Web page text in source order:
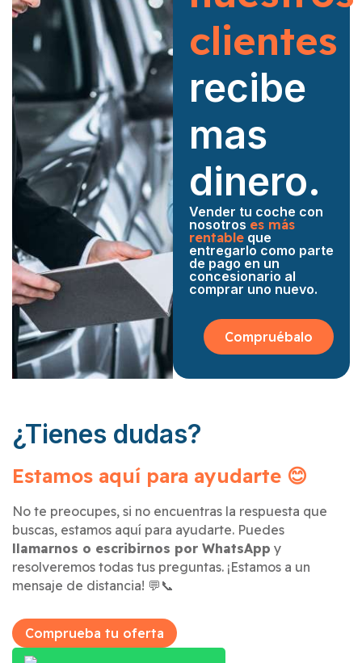
clientes
recibe
mas
dinero.
Vender tu coche con
nosotros es más
rentableque
entregarlo como parte
de pago en un
concesionario al
comprar uno nuevo.
Compruébalo
¿Tienes dudas?
Estamos aquí para ayudarte 😊
No te preocupes, si no encuentras la respuesta que
buscas, estamos aquí para ayudarte. Puedes
llamarnos o escribirnos por WhatsApp y
resolveremos todas tus preguntas. ¡Estamos a un
mensaje de distancia! 💬📞
Comprueba tu oferta